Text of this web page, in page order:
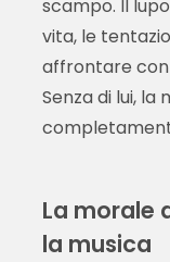
scampo. Il
vita, le
affrontare con
Senza di lui,
La morale
la musica